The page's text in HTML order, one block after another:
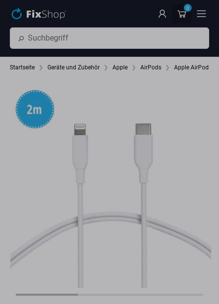
0
Startseite Geräte und Zubehör Apple AirPods Apple AirPods